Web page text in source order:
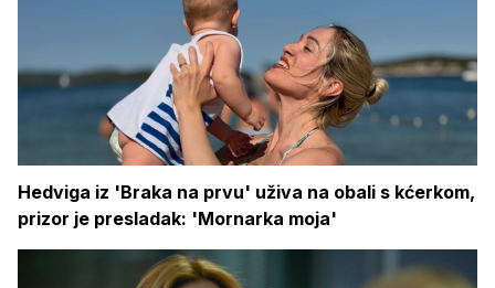
Hedviga iz 'Braka na prvu' uživa na obali s kćerkom,
prizor je presladak: 'Mornarka moja'